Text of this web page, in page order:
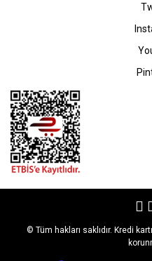
© Tüm hakları saklıdır. Kredi